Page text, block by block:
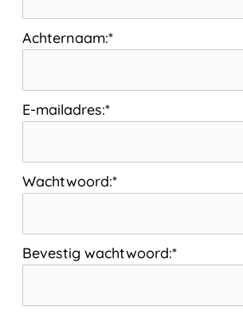
Achternaam:*
E-mailadres:*
Wachtwoord:*
Bevestig wachtwoord:*